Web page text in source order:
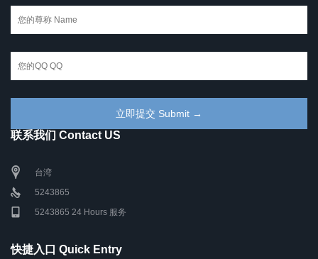
联系我们 Contact US
台湾
5243865
5243865 24 Hours 服务
快捷入口 Quick Entry